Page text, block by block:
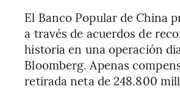
El Banco Popular de China
a través de acuerdos de
historia en una operación
Bloomberg. Apenas
retirada neta de 248.800